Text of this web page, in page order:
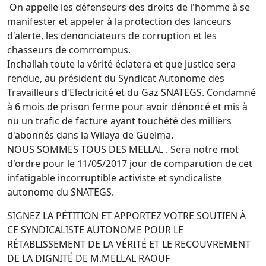
On appelle les défenseurs des droits de l'homme à se
manifester et appeler à la protection des lanceurs
d'alerte, les denonciateurs de corruption et les
chasseurs de comrrompus.
Inchallah toute la vérité éclatera et que justice sera
rendue, au président du Syndicat Autonome des
Travailleurs d'Electricité et du Gaz SNATEGS. Condamné
à 6 mois de prison ferme pour avoir dénoncé et mis à
nu un trafic de facture ayant touchété des milliers
d'abonnés dans la Wilaya de Guelma.
NOUS SOMMES TOUS DES MELLAL . Sera notre mot
d'ordre pour le 11/05/2017 jour de comparution de cet
infatigable incorruptible activiste et syndicaliste
autonome du SNATEGS.
SIGNEZ LA PÉTITION ET APPORTEZ VOTRE SOUTIEN À
CE SYNDICALISTE AUTONOME POUR LE
RÉTABLISSEMENT DE LA VÉRITÉ ET LE RECOUVREMENT
DE LA DIGNITÉ DE M.MELLAL RAOUF